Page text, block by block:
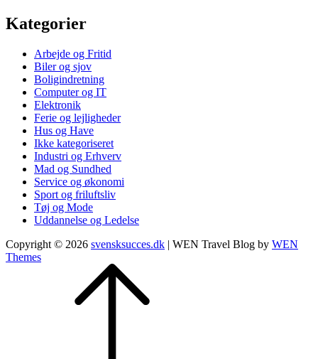
Kategorier
Arbejde og Fritid
Biler og sjov
Boligindretning
Computer og IT
Elektronik
Ferie og lejligheder
Hus og Have
Ikke kategoriseret
Industri og Erhverv
Mad og Sundhed
Service og økonomi
Sport og friluftsliv
Tøj og Mode
Uddannelse og Ledelse
Copyright © 2026 svensksucces.dk | WEN Travel Blog by WEN
Themes